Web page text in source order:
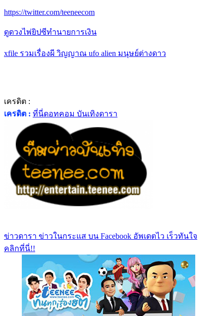
https://twitter.com/teeneecom
ดูดวงไพ่ยิปซีทำนายการเงิน
xfile รวมเรื่องผี วิญญาณ ufo alien มนุษย์ต่างดาว
เครดิต :
เครดิต : ที่นี่ดอทคอม บันเทิงดารา
ข่าวดารา ข่าวในกระแส บน Facebook อัพเดตไว เร็วทันใจ
คลิกที่นี่!!